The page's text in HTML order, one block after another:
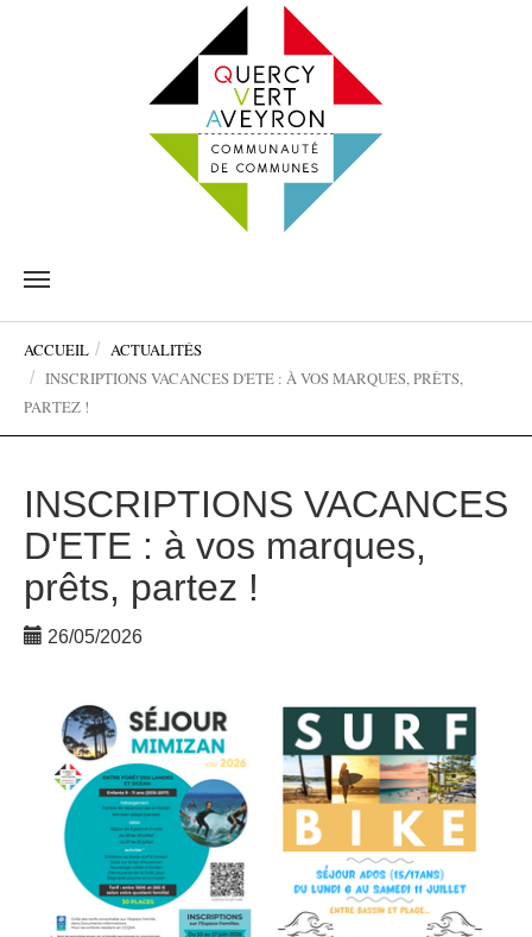
êtes
ici:
ACCUEIL
ACTUALITÉS
INSCRIPTIONS VACANCES D'ETE : À VOS MARQUES, PRÊTS,
PARTEZ !
INSCRIPTIONS VACANCES
D'ETE : à vos marques,
prêts, partez !
26/05/2026